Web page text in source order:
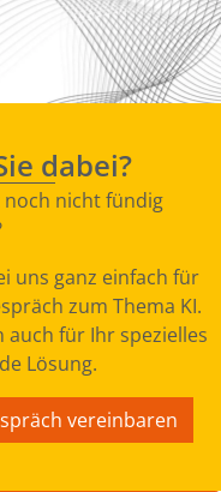
dabei?
noch nicht fündig
uns ganz einfach für
zum Thema KI.
für Ihr spezielles
Lösung.
vereinbaren